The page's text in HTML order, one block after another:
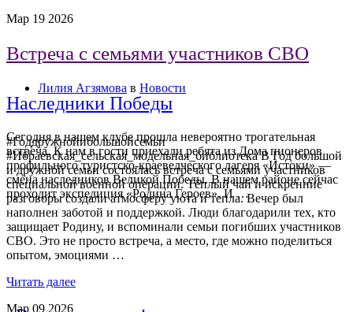
Наследники Победы
Сегодня в нашем клубе прошла невероятно трогательная
встреча. К нам в гости приехали ребята из Дома пионеров
профильного туристско-краеведческого лагеря «Истоки» —
смена наследников Великой Победы. В нашем районе сейчас
проходит экспедиция «Родина Героев». И …
Мар 19 2026
Встреча с семьями участников СВО
Лилия Агзямова в Новости
#Годдружнойибольшойсемьи
#Ибраевская_сельская_модельная_библиотека В Год большой
и дружной семьи состоялась встреча с семьями участников
специальной военной операции. Тёплый чай и искренние
разговоры создали атмосферу уюта и тепла. Вечер был
наполнен заботой и поддержкой. Люди благодарили тех, кто
защищает Родину, и вспоминали семьи погибших участников
СВО. Это не просто встреча, а место, где можно поделиться
опытом, эмоциями …
Читать далее
Мар 09 2026